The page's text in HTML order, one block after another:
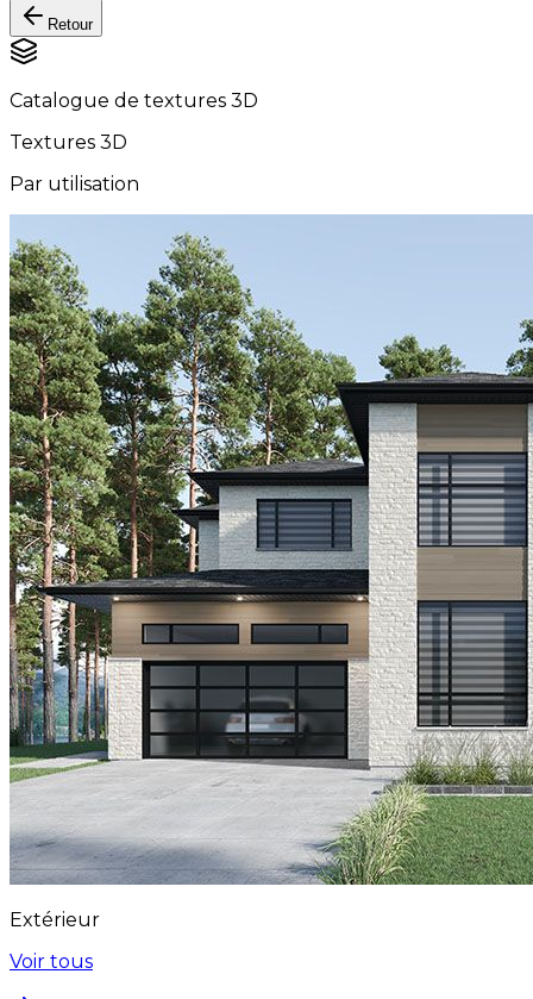
Retour
Catalogue de textures 3D
Textures 3D
Par utilisation
Extérieur
Voir tous